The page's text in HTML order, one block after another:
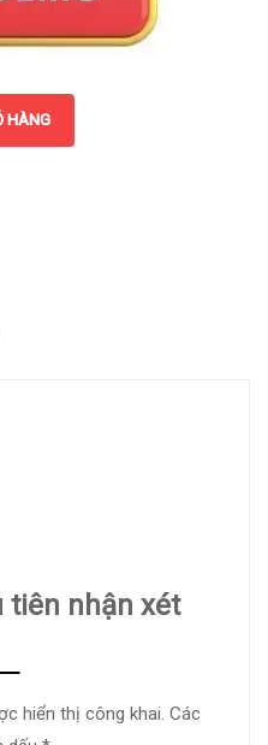
HÀNG
tiên nhận xét
hiển thị công khai. Các